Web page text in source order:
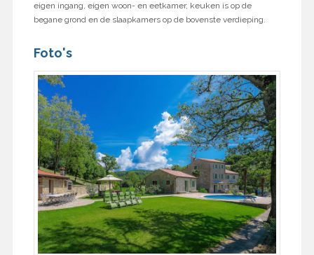
eigen ingang, eigen woon- en eetkamer, keuken is op de
begane grond en de slaapkamers op de bovenste verdieping.
Foto's